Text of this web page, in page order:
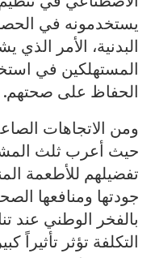
يستخدمونه في
البدنية، الأمر الذي
المستهلكين في
الحفاظ على
ومن الاتجاهات
حيث أعرب ثلث
تفضيلهم للأطعمة
جودتها ومنافعها
بالفخر الوطني عند
التكلفة تؤثر تأثيراً